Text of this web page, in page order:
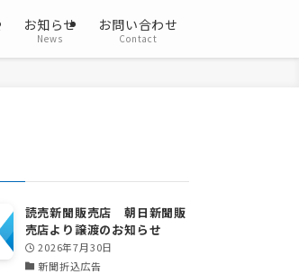
お知らせ
News
お問い合わせ
Contact
読売新聞販売店 朝日新聞販
売店より譲渡のお知らせ
2026年7月30日
新聞折込広告